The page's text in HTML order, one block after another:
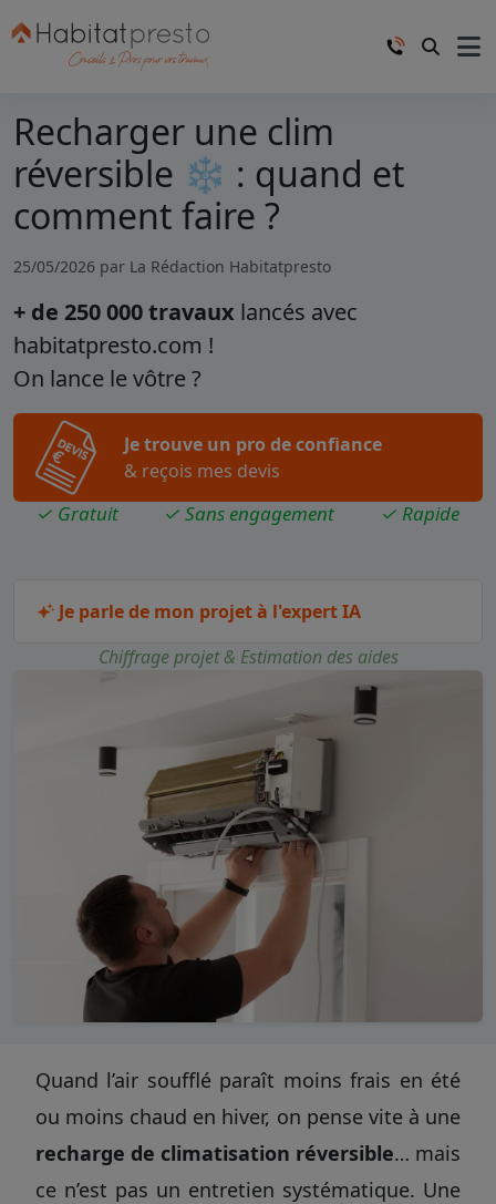
Recharger une clim
réversible ❄️ : quand et
comment faire ?
25/05/2026 par La Rédaction Habitatpresto
+ de 250 000 travaux lancés avec
habitatpresto.com !
On lance le vôtre ?
Je trouve un pro de confiance
& reçois mes devis
✓ Gratuit ✓ Sans engagement ✓ Rapide
Je parle de mon projet à l'expert IA
Chiffrage projet & Estimation des aides
Quand l’air soufflé paraît moins frais en été
ou moins chaud en hiver, on pense vite à une
recharge de climatisation réversible… mais
ce n’est pas un entretien systématique. Une